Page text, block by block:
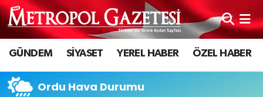
GÜNDEM SİYASET YEREL HABER ÖZEL HABER
Ordu Hava Durumu
Hava Durumu
Trafik Durumu